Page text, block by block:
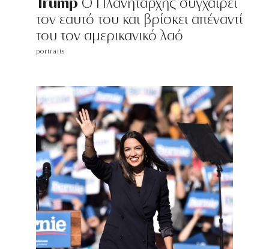
O Πλανητάρχης συγχαίρει
τον εαυτό του και βρίσκει απέναντί
του τον αμερικανικό λαό
portraits